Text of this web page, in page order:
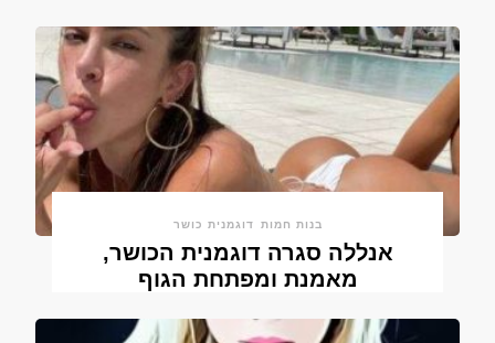
בנות חמות דוגמנית כושר
אנללה סגרה דוגמנית הכושר,
מאמנת ומפתחת הגוף